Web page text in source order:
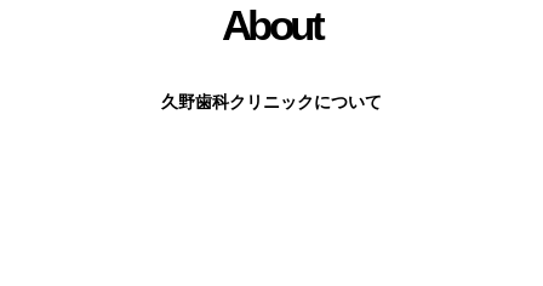
About
久野歯科クリニックについて